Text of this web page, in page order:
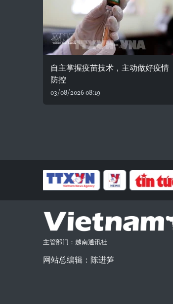
自主掌握疫苗技术，主动做好疫情
防控
03/08/2026 08:19
主管部门：越南通讯社
网站总编辑：陈进笋